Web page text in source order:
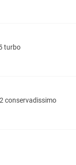
turbo
conservadissimo